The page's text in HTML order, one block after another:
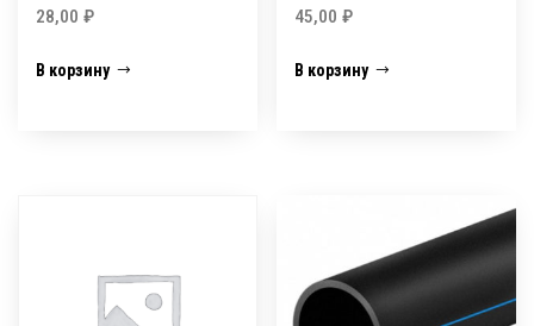
28,00 ₽
В корзину
45,00₽
В корзину